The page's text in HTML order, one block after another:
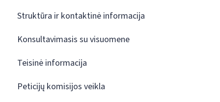
Struktūra ir kontaktinė informacija
Konsultavimasis su visuomene
Teisinė informacija
Peticijų komisijos veikla